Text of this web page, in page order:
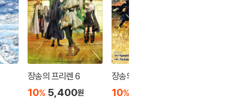
장송의 프리렌 6
10% 5,400원
장송의 프리렌 11
10%